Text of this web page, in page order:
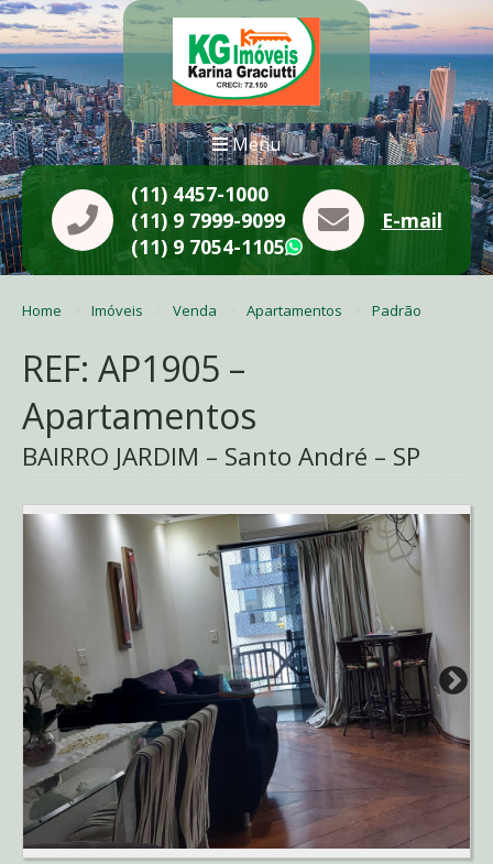
Menu
(11) 4457-1000
(11) 9 7999-9099
(11) 9 7054-1105
WhatsApp
E-mail
Home Imóveis Venda Apartamentos Padrão
REF: AP1905 –
Apartamentos
BAIRRO JARDIM – Santo André – SP